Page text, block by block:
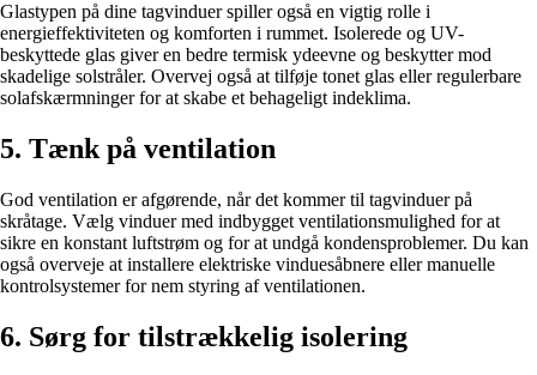
Glastypen på dine tagvinduer spiller også en vigtig rolle i
energieffektiviteten og komforten i rummet. Isolerede og UV-
beskyttede glas giver en bedre termisk ydeevne og beskytter mod
skadelige solstråler. Overvej også at tilføje tonet glas eller regulerbare
solafskærmninger for at skabe et behageligt indeklima.
5. Tænk på ventilation
God ventilation er afgørende, når det kommer til tagvinduer på
skråtage. Vælg vinduer med indbygget ventilationsmulighed for at
sikre en konstant luftstrøm og for at undgå kondensproblemer. Du kan
også overveje at installere elektriske vinduesåbnere eller manuelle
kontrolsystemer for nem styring af ventilationen.
6. Sørg for tilstrækkelig isolering